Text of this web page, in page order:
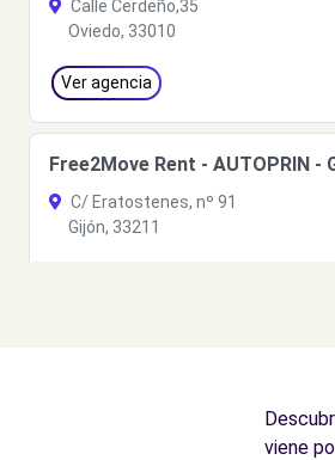
Calle Cerdeño,35
Oviedo, 33010
Ver agencia
Free2Move Rent - AUTOPRIN -
C/ Eratostenes, nº 91
Gijón, 33211
viene